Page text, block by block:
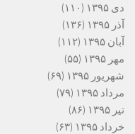
دی ۱۳۹۵
(۱۱۰)
آذر ۱۳۹۵
(۱۳۶)
آبان ۱۳۹۵
(۱۱۲)
مهر ۱۳۹۵
(۵۵)
شهریور ۱۳۹۵
(۶۹)
مرداد ۱۳۹۵
(۷۹)
تیر ۱۳۹۵
(۸۶)
خرداد ۱۳۹۵
(۶۳)